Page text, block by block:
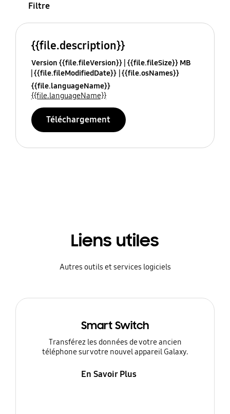
Filtre
{{file.description}}
Version {{file.fileVersion}} {{file.fileSize}} MB
{{file.fileModifiedDate}} {{file.osNames}}
{{file.languageName}}
{{file.languageName}}
Téléchargement
Liens utiles
Autres outils et services logiciels
Smart Switch
Transférez les données de votre ancien
téléphone sur votre nouvel appareil Galaxy.
En Savoir Plus